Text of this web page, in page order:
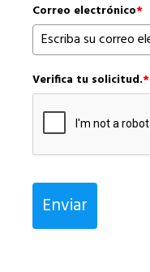
Correo electrónico*
Verifica tu solicitud.*
Enviar